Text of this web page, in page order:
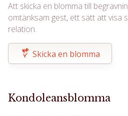
Att skicka en blomma till
omtänksam gest, ett sätt att visa
relation.
Skicka en blomma
Kondoleansblomma